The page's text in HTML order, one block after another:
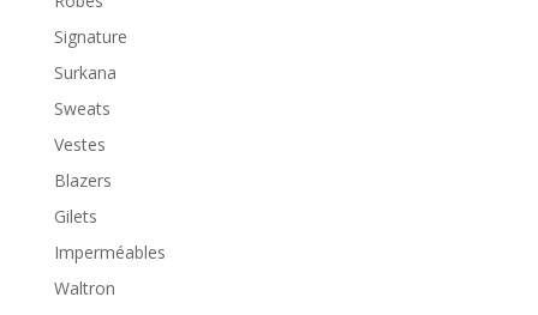
Signature
Surkana
Sweats
Vestes
Blazers
Gilets
Imperméables
Waltron